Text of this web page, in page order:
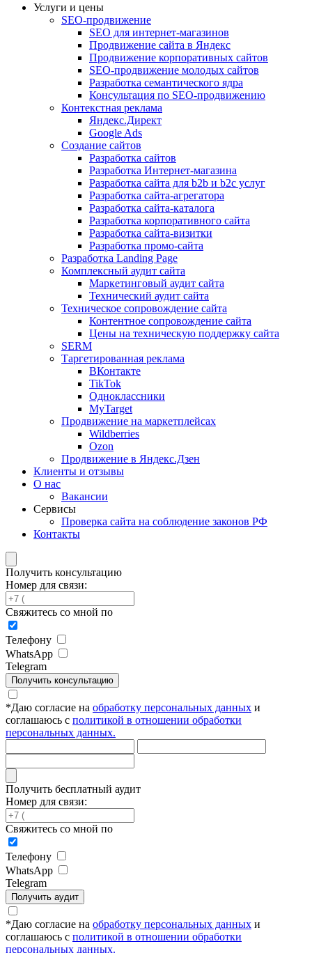
Услуги и цены
SEO-продвижение
SEO для интернет-магазинов
Продвижение сайта в Яндекс
Продвижение корпоративных сайтов
SEO-продвижение молодых сайтов
Разработка семантического ядра
Консультация по SEO-продвижению
Контекстная реклама
Яндекс.Директ
Google Ads
Создание сайтов
Разработка сайтов
Разработка Интернет-магазина
Разработка сайта для b2b и b2c услуг
Разработка сайта-агрегатора
Разработка сайта-каталога
Разработка корпоративного сайта
Разработка сайта-визитки
Разработка промо-сайта
Разработка Landing Page
Комплексный аудит сайта
Маркетинговый аудит сайта
Технический аудит сайта
Техническое сопровождение сайта
Контентное сопровождение сайта
Цены на техническую поддержку сайта
SERM
Таргетированная реклама
ВКонтакте
TikTok
Одноклассники
MyTarget
Продвижение на маркетплейсах
Wildberries
Ozon
Продвижение в Яндекс.Дзен
Клиенты и отзывы
О нас
Вакансии
Сервисы
Проверка сайта на соблюдение законов РФ
Контакты
Получить консультацию
Номер для связи:
Свяжитесь со мной по
Телефону
WhatsApp
Telegram
Получить консультацию
*Даю согласие на обработку персональных данных и
соглашаюсь с политикой в отношении обработки
персональных данных.
Получить бесплатный аудит
Номер для связи:
Свяжитесь со мной по
Телефону
WhatsApp
Telegram
Получить аудит
*Даю согласие на обработку персональных данных и
соглашаюсь с политикой в отношении обработки
персональных данных.